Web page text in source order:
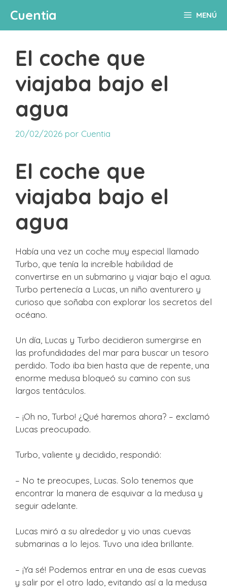
contenido
Cuentia MENÚ
El coche que
viajaba bajo el
agua
20/02/2026 por Cuentia
El coche que
viajaba bajo el
agua
Había una vez un coche muy especial llamado
Turbo, que tenía la increíble habilidad de
convertirse en un submarino y viajar bajo el agua.
Turbo pertenecía a Lucas, un niño aventurero y
curioso que soñaba con explorar los secretos del
océano.
Un día, Lucas y Turbo decidieron sumergirse en
las profundidades del mar para buscar un tesoro
perdido. Todo iba bien hasta que de repente, una
enorme medusa bloqueó su camino con sus
largos tentáculos.
– ¡Oh no, Turbo! ¿Qué haremos ahora? – exclamó
Lucas preocupado.
Turbo, valiente y decidido, respondió:
– No te preocupes, Lucas. Solo tenemos que
encontrar la manera de esquivar a la medusa y
seguir adelante.
Lucas miró a su alrededor y vio unas cuevas
submarinas a lo lejos. Tuvo una idea brillante.
– ¡Ya sé! Podemos entrar en una de esas cuevas
y salir por el otro lado, evitando así a la medusa